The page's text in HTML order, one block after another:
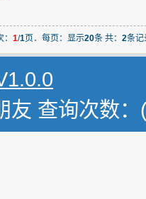
1/1页．每页：显示20条 共： 2条记
友 查询次数